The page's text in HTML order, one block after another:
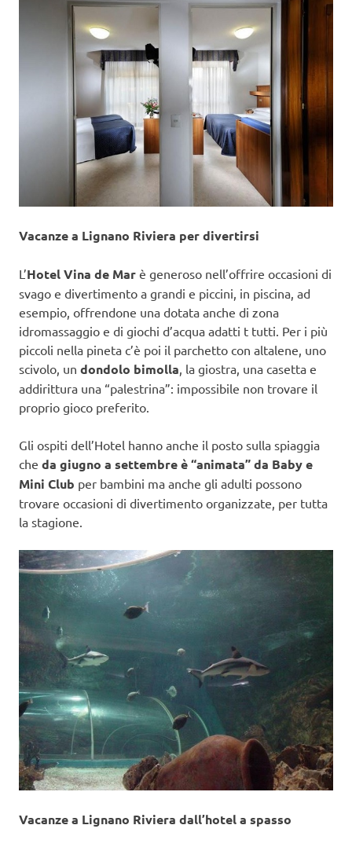
Vacanze a Lignano Riviera per divertirsi
L’Hotel Vina de Mar è generoso nell’offrire occasioni di
svago e divertimento a grandi e piccini, in piscina, ad
esempio, offrendone una dotata anche di zona
idromassaggio e di giochi d’acqua adatti t tutti. Per i più
piccoli nella pineta c’è poi il parchetto con altalene, uno
scivolo, un dondolo bimolla, la giostra, una casetta e
addirittura una “palestrina”: impossibile non trovare il
proprio gioco preferito.
Gli ospiti dell’Hotel hanno anche il posto sulla spiaggia
che da giugno a settembre è “animata” da Baby e
Mini Club per bambini ma anche gli adulti possono
trovare occasioni di divertimento organizzate, per tutta
la stagione.
Vacanze a Lignano Riviera dall’hotel a spasso